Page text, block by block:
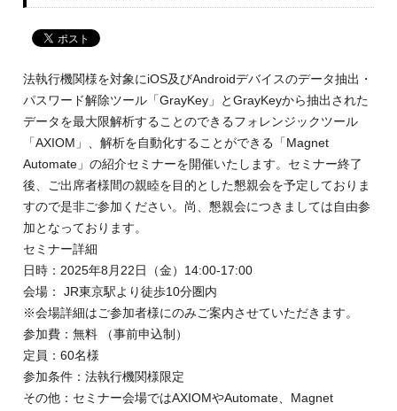
法執行機関様を対象にiOS及びAndroidデバイスのデータ抽出・
パスワード解除ツール「GrayKey」とGrayKeyから抽出された
データを最大限解析することのできるフォレンジックツール
「AXIOM」、解析を自動化することができる「Magnet
Automate」の紹介セミナーを開催いたします。セミナー終了
後、ご出席者様間の親睦を目的とした懇親会を予定しておりま
すので是非ご参加ください。尚、懇親会につきましては自由参
加となっております。
セミナー詳細
日時：2025年8月22日（金）14:00-17:00
会場： JR東京駅より徒歩10分圏内
※会場詳細はご参加者様にのみご案内させていただきます。
参加費：無料 （事前申込制）
定員：60名様
参加条件：法執行機関様限定
その他：セミナー会場ではAXIOMやAutomate、Magnet